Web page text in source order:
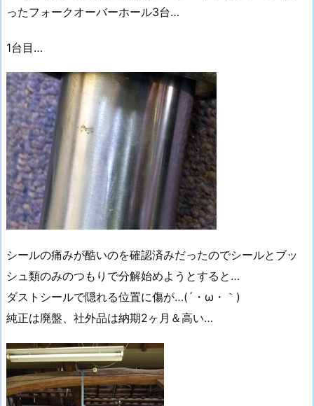
ったフォークオーバーホール3台…
1台目…
シールの痛みが酷いのを確認済みだったのでシールとブッ
シュ類のみのつもりで分解始めようとすると…
ダストシールで隠れる位置に傷が…(´・ω・｀)
純正は廃盤、社外品は納期2ヶ月＆高い…